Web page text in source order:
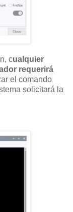
cualquier
requerirá
el comando
solicitará la